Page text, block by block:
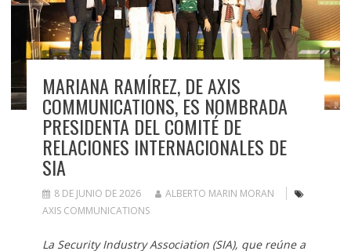
MARIANA RAMÍREZ, DE AXIS
COMMUNICATIONS, ES NOMBRADA
PRESIDENTA DEL COMITÉ DE
RELACIONES INTERNACIONALES DE
SIA
8 DE JUNIO DE 2026
ALBERTO MARIN MORAN
AXIS COMMUNICATIONS
La Security Industry Association (SIA), que reúne a